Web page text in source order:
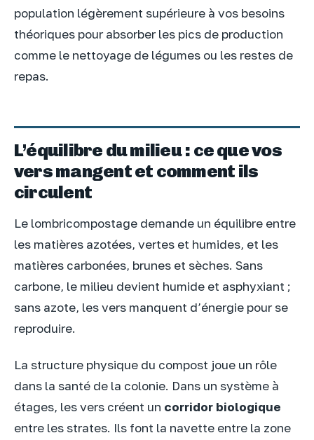
population légèrement supérieure à vos besoins
théoriques pour absorber les pics de production
comme le nettoyage de légumes ou les restes de
repas.
L’équilibre du milieu : ce que vos
vers mangent et comment ils
circulent
Le lombricompostage demande un équilibre entre
les matières azotées, vertes et humides, et les
matières carbonées, brunes et sèches. Sans
carbone, le milieu devient humide et asphyxiant ;
sans azote, les vers manquent d’énergie pour se
reproduire.
La structure physique du compost joue un rôle
dans la santé de la colonie. Dans un système à
étages, les vers créent un corridor biologique
entre les strates. Ils font la navette entre la zone